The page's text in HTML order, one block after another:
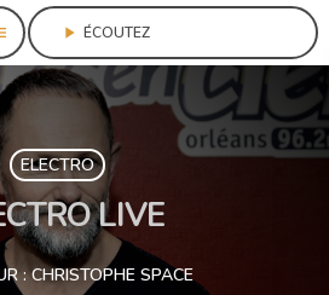
play_arrow
ELECTRO
LIVE
: CHRISTOPHE SPACE